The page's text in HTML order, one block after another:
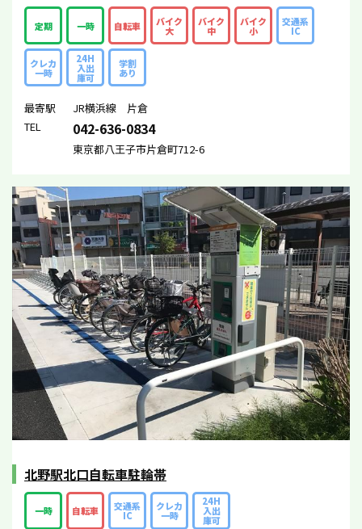
定期 一時 自転車 バイク
大
バイク
中
バイク
小
交通系
IC
クレカ
一時
24H
入出
庫可
学割
あり
最寄駅
JR横浜線 片倉
TEL
042-636-0834
東京都八王子市片倉町712-6
北野駅北口自転車駐輪帯
一時 自転車 交通系
IC
クレカ
一時
24H
入出
庫可